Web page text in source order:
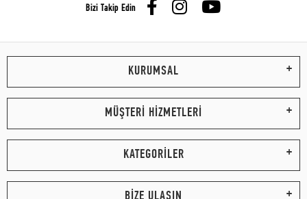
Bizi Takip Edin
KURUMSAL
MÜŞTERİ HİZMETLERİ
KATEGORİLER
BİZE ULAŞIN